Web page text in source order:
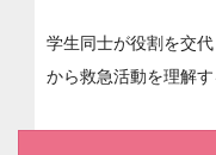
学生同士が役割を交
から救急活動を理解す